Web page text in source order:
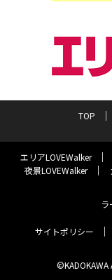
TOP
エリアLOVEWalker
夜景LOVEWalker
サイトポリシー
©KADOKAWA